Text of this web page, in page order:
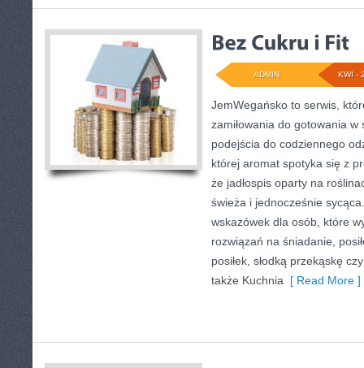
KWI -
ADMIN
JemWegańsko to serwis,
zamiłowania do gotowania
podejścia do codziennego
której aromat spotyka się z
że jadłospis oparty na
świeża i jednocześnie
wskazówek dla osób, które
rozwiązań na śniadanie,
posiłek, słodką przekąskę
także Kuchnia [ Read More ]